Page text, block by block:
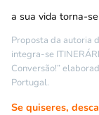
a sua vida torna-
Proposta da autoria
integra-se
Conversão!”
Portugal.
Se quiseres,